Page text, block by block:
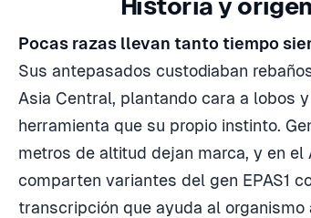
Historia y
Pocas razas llevan tanto tiempo
Sus antepasados custodiaban
Asia Central, plantando cara a lobos
herramienta que su propio instinto.
metros de altitud dejan marca, y en
comparten variantes del gen EPAS1
transcripción que ayuda al